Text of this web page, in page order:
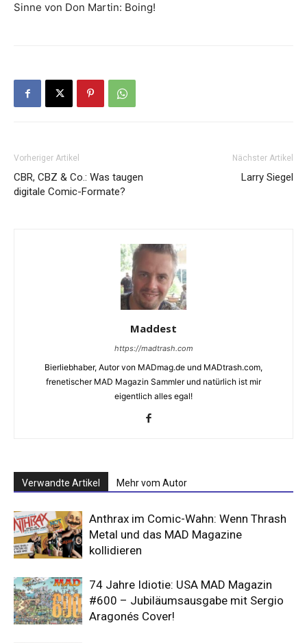
Sinne von Don Martin: Boing!
Vorheriger Artikel
CBR, CBZ & Co.: Was taugen
digitale Comic-Formate?
Nächster Artikel
Larry Siegel
Maddest
https://madtrash.com
Bierliebhaber, Autor von MADmag.de und MADtrash.com,
frenetischer MAD Magazin Sammler und natürlich ist mir
eigentlich alles egal!
Verwandte Artikel Mehr vom Autor
Anthrax im Comic-Wahn: Wenn Thrash
Metal und das MAD Magazine
kollidieren
74 Jahre Idiotie: USA MAD Magazin
#600 – Jubiläumsausgabe mit Sergio
Aragonés Cover!